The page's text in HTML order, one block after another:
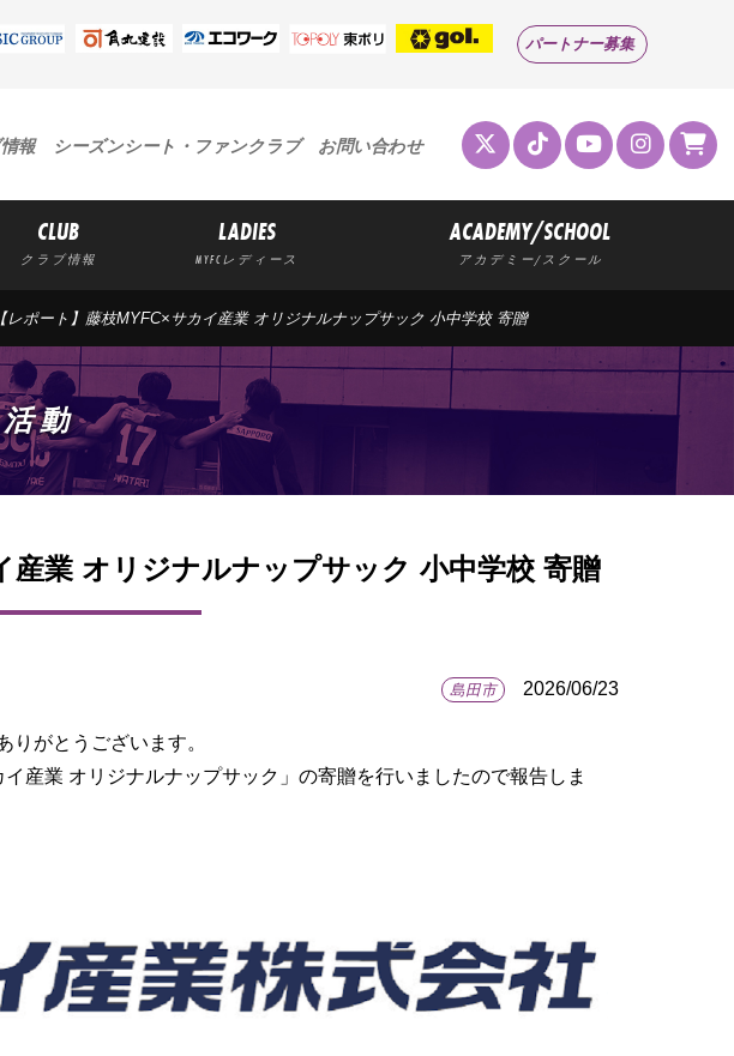
パートナー募集
報 シーズンシート・ファンクラブ お問い合わせ
CLUB
クラブ情報
LADIES
MYFCレディース
ACADEMY/SCHOOL
アカデミー/スクール
【レポート】藤枝MYFC×サカイ産業 オリジナルナップサック 小中学校 寄贈
動
産業 オリジナルナップサック 小中学校 寄贈
島田市 2026/06/23
がとうございます。
産業 オリジナルナップサック」の寄贈を行いましたので報告しま